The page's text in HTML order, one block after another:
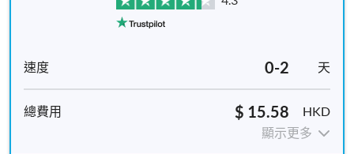
0-2 天
$ 15.58
HKD
顯示更多